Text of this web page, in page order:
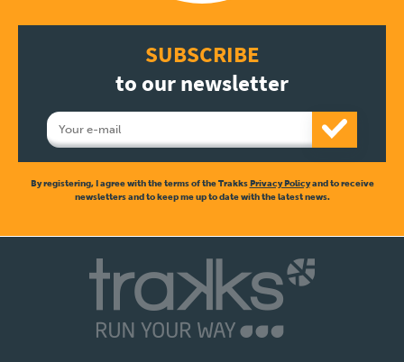
SUBSCRIBE
to our newsletter
By registering, I agree with the terms of the TrakksPrivacy Policyand to receive
newsletters and to keep me up to date with the latest news.